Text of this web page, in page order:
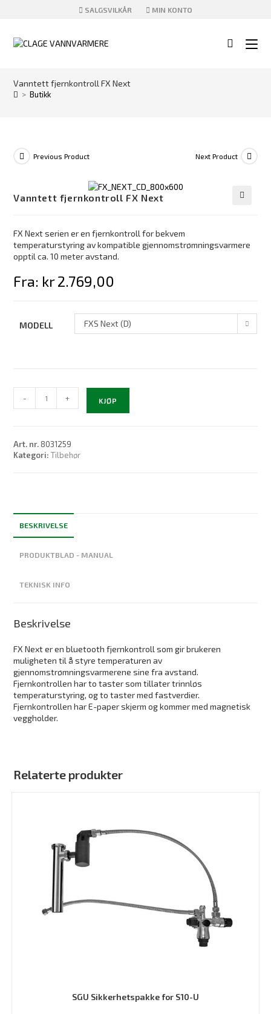
SALGSVILKÅR MIN KONTO
Vanntett fjernkontroll FX Next
> Butikk
Previous Product Next Product
Vanntett fjernkontroll FX Next
FX Next serien er en fjernkontroll for bekvem
temperaturstyring av kompatible gjennomstrømningsvarmere
opptil ca. 10 meter avstand.
Fra: kr2.769,00
MODELL FXS Next (D)
fjernkontroll
- + KJØP
Art. nr. 8031259
Kategori:Tilbehør
BESKRIVELSE
PRODUKTBLAD - MANUAL
TEKNISK INFO
Beskrivelse
FX Next er en bluetooth fjernkontroll som gir brukeren
muligheten til å styre temperaturen av
gjennomstrømningsvarmerene sine fra avstand.
Fjernkontrollen har to taster som tillater trinnløs
temperaturstyring, og to taster med fastverdier.
Fjernkontrollen har E-paper skjerm og kommer med magnetisk
veggholder.
Relaterte produkter
SGU Sikkerhetspakke for S10-U